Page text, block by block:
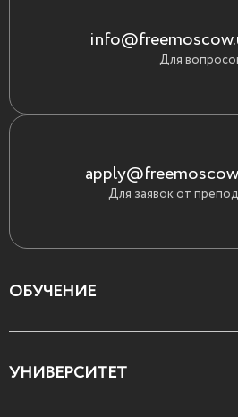
Для
Для заявок от
ОБУЧЕНИЕ
Все курсы
УНИВЕРСИТЕТ